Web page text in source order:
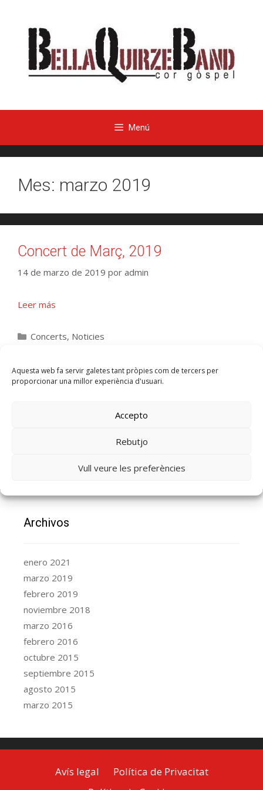
Aquesta web fa servir galetes tant pròpies com de tercers per
proporcionar una millor experiència d'usuari.
Accepto
Rebutjo
Vull veure les preferències
Menú
Mes: marzo 2019
Concert de Març, 2019
14 de marzo de 2019 por admin
Leer más
Concerts, Noticies
Societat Coral Estrella Daurada
Archivos
enero 2021
marzo 2019
febrero 2019
noviembre 2018
marzo 2016
febrero 2016
octubre 2015
septiembre 2015
agosto 2015
marzo 2015
Avís legal
Política de Privacitat